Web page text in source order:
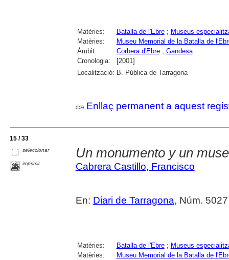
Matèries: Batalla de l'Ebre; Museus
Matèries:
Museu Memorial de la Batalla de
Àmbit:
Corbera d'Ebre; Gandesa
Cronologia:
[2001]
Localització: B. Pública de Tarragona
Enllaç permanent a aquest
15 / 33
seleccionar
imprimir
Un monumento y un
Cabrera Castillo, Francisco
En: Diari de Tarragona, Núm.
Matèries: Batalla de l'Ebre; Museus
Matèries:
Museu Memorial de la Batalla de